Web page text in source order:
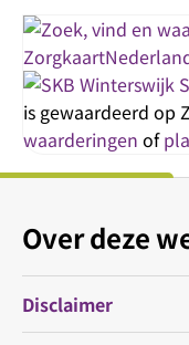
is gewaardeerd op
waarderingen of
Over deze
Disclaimer